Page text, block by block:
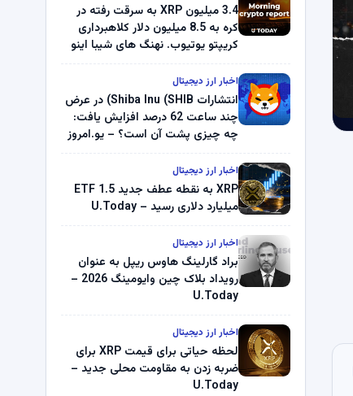
3.4 میلیون XRP به سرقت رفته در
کره به 8.5 میلیون دلار کلاهبرداری
کریپتو یوتیوب. نهنگ های شیبا اینو
میلیون دلار U-Turn در بیت کوین را
ثبت کرد – گزارش کریپتو صبح –
U.Today
اخبار ارز دیجیتال
انتشارات Shiba Inu (SHIB) در عرض
چند ساعت 62 درصد افزایش یافت:
چه چیزی پشت آن است؟ – یو.امروز
اخبار ارز دیجیتال
XRP به نقطه عطف جدید ETF 1.5
میلیارد دلاری رسید – U.Today
اخبار ارز دیجیتال
براد گارلینگ هاوس ریپل به عنوان
رویداد بلاک چین وایومینگ 2026 –
U.Today
اخبار ارز دیجیتال
لحظه حیاتی برای قیمت XRP برای
ضربه زدن به مقاومت محلی جدید –
U.Today